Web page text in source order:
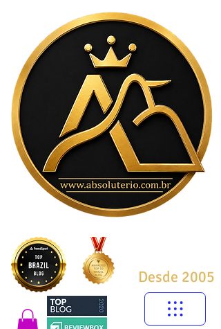
Desde 2005